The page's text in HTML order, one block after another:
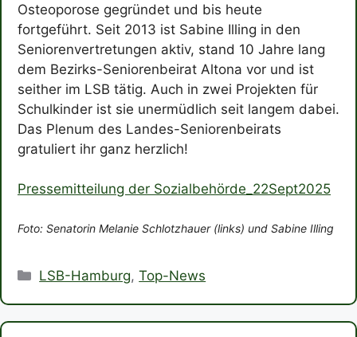
Osteoporose gegründet und bis heute
fortgeführt. Seit 2013 ist Sabine Illing in den
Seniorenvertretungen aktiv, stand 10 Jahre lang
dem Bezirks-Seniorenbeirat Altona vor und ist
seither im LSB tätig. Auch in zwei Projekten für
Schulkinder ist sie unermüdlich seit langem dabei.
Das Plenum des Landes-Seniorenbeirats
gratuliert ihr ganz herzlich!
Pressemitteilung der Sozialbehörde_22Sept2025
Foto: Senatorin Melanie Schlotzhauer (links) und Sabine Illing
Kategorien
LSB-Hamburg,Top-News